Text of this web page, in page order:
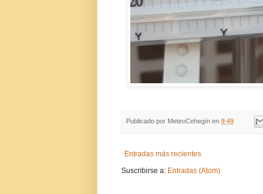
Publicado por MeteoCehegín en 9:49
Entradas más recientes
Suscribirse a: Entradas (Atom)